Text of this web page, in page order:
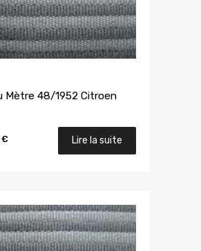
Mètre 48/1952 Citroen
€ Lire la suite